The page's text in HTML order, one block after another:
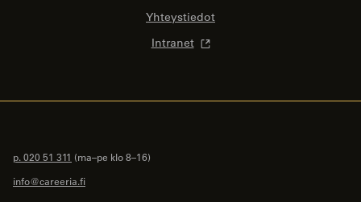
Yhteystiedot
Intranet
p. 020 51 311 (ma–pe klo 8–16)
info@careeria.fi